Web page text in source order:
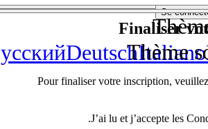
Finaliser
Pour finaliser votre inscription,
J’ai lu et j’accepte les
Se
Thème
DeutschItaliano